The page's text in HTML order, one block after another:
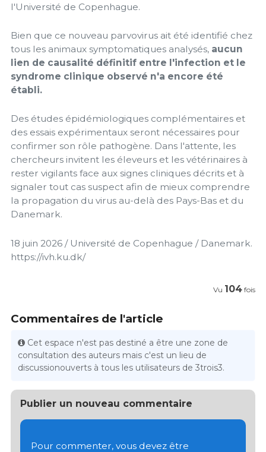
l'Université de Copenhague.
Bien que ce nouveau parvovirus ait été identifié chez
tous les animaux symptomatiques analysés, aucun
lien de causalité définitif entre l'infection et le
syndrome clinique observé n'a encore été
établi.
Des études épidémiologiques complémentaires et
des essais expérimentaux seront nécessaires pour
confirmer son rôle pathogène. Dans l'attente, les
chercheurs invitent les éleveurs et les vétérinaires à
rester vigilants face aux signes cliniques décrits et à
signaler tout cas suspect afin de mieux comprendre
la propagation du virus au-delà des Pays-Bas et du
Danemark.
18 juin 2026 / Université de Copenhague / Danemark.
https://ivh.ku.dk/
Vu 104 fois
Commentaires de l'article
Cet espace n'est pas destiné a être une zone de
consultation des auteurs mais c'est un lieu de
discussionouverts à tous les utilisateurs de 3trois3.
Publier un nouveau commentaire
Pour commenter, vous devez être